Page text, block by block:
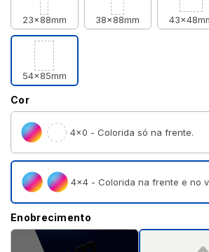
23x88mm 38x88mm
54x85mm
Cor
4×0 - Colorida só na frente.
4×4 - Colorida na frente e no
Enobrecimento